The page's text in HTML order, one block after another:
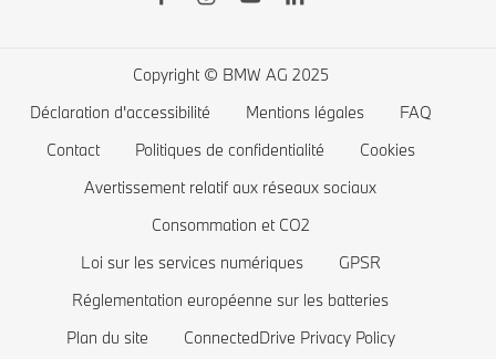
BMW Série 3
BMW Série 2
BMW Série 1
La famille BMW X1
BMW M
Voitures électriques BMW
Coût des voitures électriques
Batterie de voiture électrique
Copyright © BMW AG 2025
Déclaration d'accessibilité
Mentions légales
FAQ
Contact
Politiques de confidentialité
Cookies
Avertissement relatif aux réseaux sociaux
Consommation et CO2
Loi sur les services numériques
GPSR
Réglementation européenne sur les batteries
Plan du site
ConnectedDrive Privacy Policy